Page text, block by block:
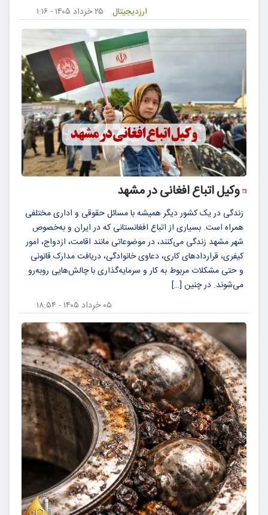
۲۵ خرداد ۱۴۰۵ - ۱:۱۶
ارزدیجیتال
وکیل اتباع افغانی در مشهد
زندگی در یک کشور دیگر همیشه با مسائل حقوقی و اداری مختلفی
همراه است. بسیاری از اتباع افغانستانی که در ایران و به‌خصوص
شهر مشهد زندگی می‌کنند، در موضوعاتی مانند اقامت، ازدواج، امور
کیفری، قراردادهای کاری، دعاوی خانوادگی، دریافت مدارک قانونی
و حتی مشکلات مربوط به کار و سرمایه‌گذاری با چالش‌هایی روبه‌رو
می‌شوند. در چنین […]
۰۵ خرداد ۱۴۰۵ - ۱۸:۵۴